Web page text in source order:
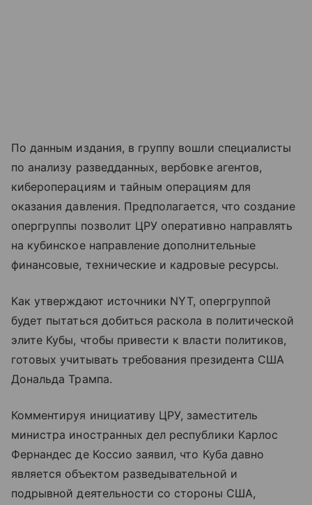
По данным издания, в группу вошли специалисты
по анализу разведданных, вербовке агентов,
кибероперациям и тайным операциям для
оказания давления. Предполагается, что создание
опергруппы позволит ЦРУ оперативно направлять
на кубинское направление дополнительные
финансовые, технические и кадровые ресурсы.
Как утверждают источники NYT, опергруппой
будет пытаться добиться раскола в политической
элите Кубы, чтобы привести к власти политиков,
готовых учитывать требования президента США
Дональда Трампа.
Комментируя инициативу ЦРУ, заместитель
министра иностранных дел республики Карлос
Фернандес де Коссио заявил, что Куба давно
является объектом разведывательной и
подрывной деятельности со стороны США,